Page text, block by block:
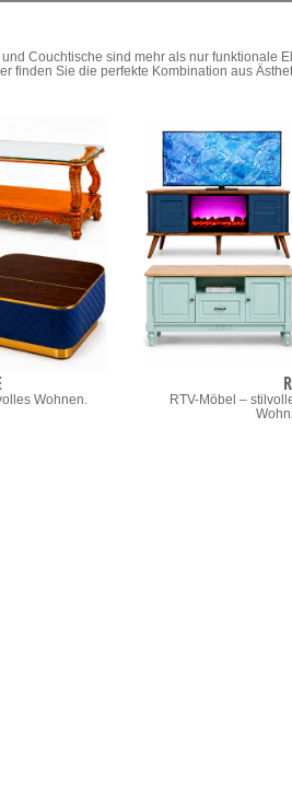
Couchtische sind mehr als nur funktionale
finden Sie die perfekte Kombination aus
Wohnen.
RTV-Möbel –